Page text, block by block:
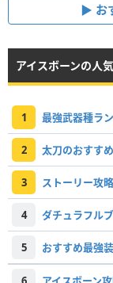
お
アイスボーンの人
1 最強武器種ラ
2 太刀のおすす
3 ストーリー攻
4 ダチュラフル
5 おすすめ最強